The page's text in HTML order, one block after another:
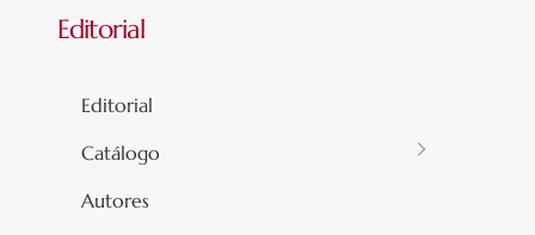
Editorial
Editorial
Catálogo
Autores